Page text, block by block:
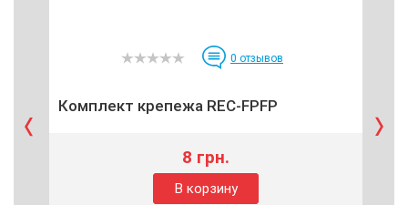
0 отзывов
Комплект крепежа REC-FPFP
8 грн.
В корзину